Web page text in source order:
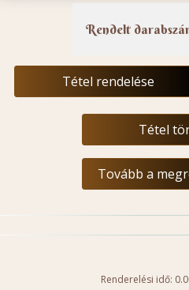
Rendelt
Tétel rendelése
Tétel
Tovább a
Renderelési idő: